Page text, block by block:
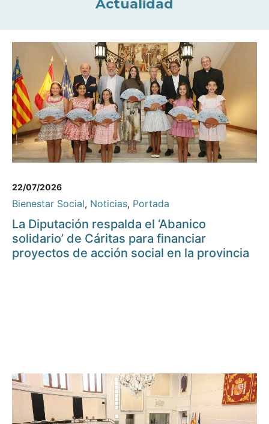
Actualidad
22/07/2026
Bienestar Social, Noticias, Portada
La Diputación respalda el ‘Abanico
solidario’ de Cáritas para financiar
proyectos de acción social en la provincia